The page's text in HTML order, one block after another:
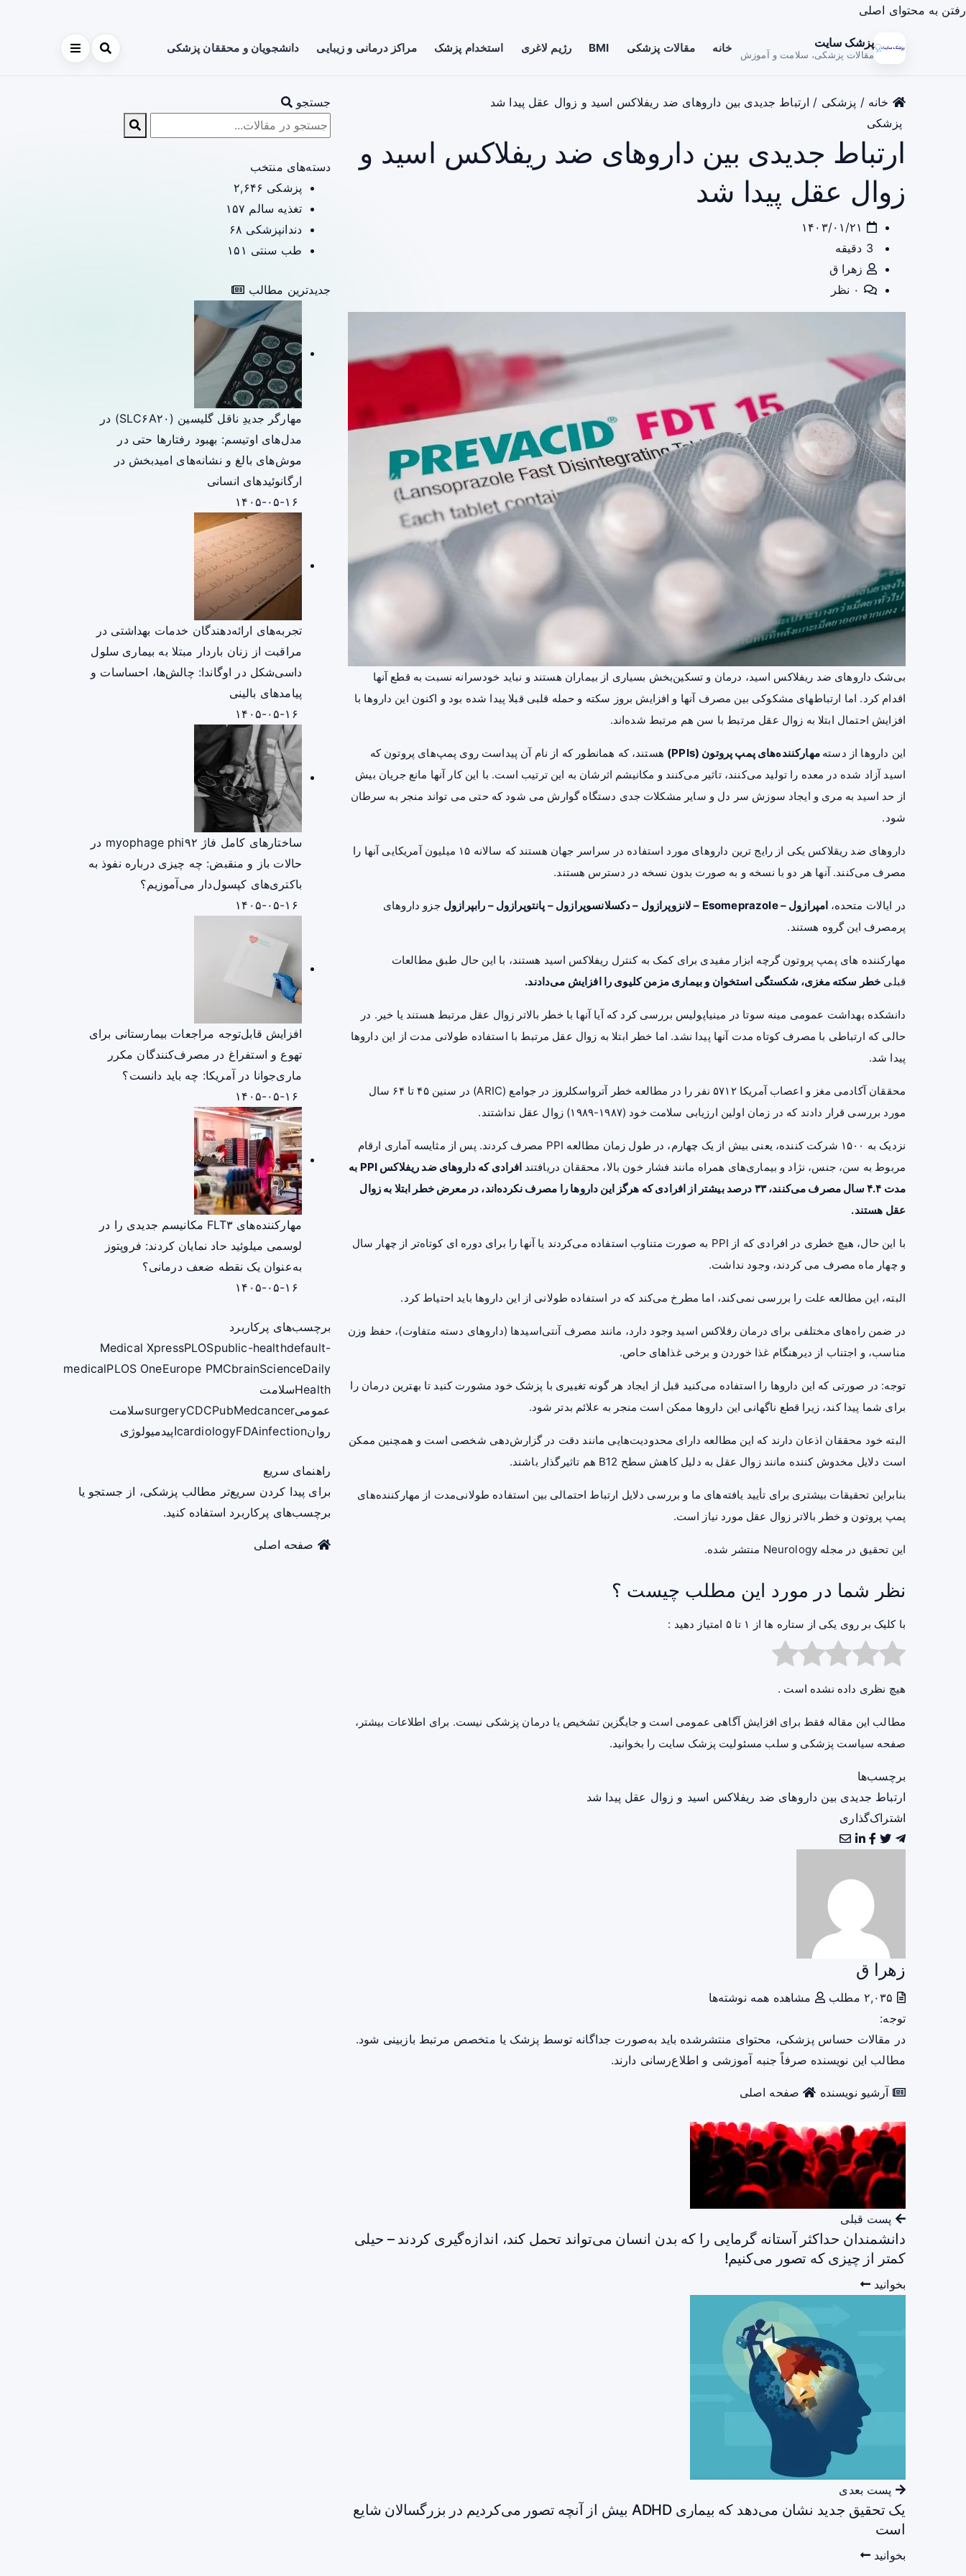
رفتن به محتوای اصلی
پزشک سایت
مقالات پزشکی، سلامت و آموزش خانه مقالات پزشکی BMI رژیم لاغری استخدام پزشک مراکز درمانی و زیبایی دانشجویان و محققان پزشکی
خانه / پزشکی / ارتباط جدیدی بین داروهای ضد ریفلاکس اسید و زوال عقل پیدا شد
پزشکی
ارتباط جدیدی بین داروهای ضد ریفلاکس اسید و
زوال عقل پیدا شد
زهرا ق
بی‌شک داروهای ضد ریفلاکس اسید، درمان و تسکین‌بخش بسیاری از بیماران هستند و نباید خودسرانه نسبت به قطع آنها
اقدام کرد. اما ارتباطهای مشکوکی بین مصرف آنها و افزایش بروز سکته و حمله قلبی قبلا پیدا شده بود و اکنون این داروها با
افزایش احتمال ابتلا به زوال عقل مرتبط با سن هم مرتبط شده‌اند.
این داروها از دسته مهارکننده‌های پمپ پروتون (PPIs)
هستند، که همانطور که از نام آن پیداست روی پمپ‌های پروتون که
اسید آزاد شده در معده را تولید می‌کنند، تاثیر می‌کنند و مکانیشم اثرشان به این ترتیب است. با این کار آنها مانع جریان بیش
از حد اسید به مری و ایجاد سوزش سر دل و سایر مشکلات جدی دستگاه گوارش می شود که حتی می تواند منجر به سرطان
شود.
داروهای ضد ریقلاکس یکی از رایج ترین داروهای مورد استفاده در سراسر جهان هستند که سالانه ۱۵ میلیون آمریکایی آنها را
مصرف می‌کنند. آنها هر دو با نسخه و به صورت بدون نسخه در دسترس هستند.
در ایالات متحده، امپرازول – Esomeprazole – لانزوپرازول – دکسلانسوپرازول – پانتوپرازول – رابپرازول
جزو داروهای
پرمصرف این گروه هستند.
مهارکننده های پمپ پروتون گرچه ابزار مفیدی برای کمک به کنترل ریفلاکس اسید هستند، با این حال طبق مطالعات
قبلی خطر سکته مغزی، شکستگی استخوان و بیماری مزمن کلیوی را افزایش می‌دادند.
دانشکده بهداشت عمومی مینه سوتا در مینیاپولیس بررسی کرد که آیا آنها با خطر بالاتر زوال عقل مرتبط هستند یا خیر. در
حالی که ارتباطی با مصرف کوتاه مدت آنها پیدا نشد. اما خطر ابتلا به زوال عقل مرتبط با استفاده طولانی مدت از این داروها
پیدا شد.
محققان آکادمی مغز و اعصاب آمریکا ۵۷۱۲ نفر را در مطالعه خطر آترواسکلروز در جوامع (ARIC) در سنین ۴۵ تا ۶۴ سال
مورد بررسی قرار دادند که در زمان اولین ارزیابی سلامت خود (۱۹۸۷-۱۹۸۹) زوال عقل نداشتند.
نزدیک به ۱۵۰۰ شرکت کننده، یعنی بیش از یک چهارم، در طول زمان مطالعه PPI مصرف کردند. پس از مثایسه آماری ارقام
مربوط به سن، جنس، نژاد و بیماری‌های همراه مانند فشار خون بالا، محققان دریافتند
افرادی که داروهای ضد ریفلاکس PPI به
مدت ۴.۴ سال مصرف می‌کنند، ۳۳ درصد بیشتر از افرادی که هرگز این داروها را مصرف نکرده‌اند، در معرض خطر ابتلا به زوال
عقل هستند.
با این حال، هیچ خطری در افرادی که از PPI به صورت متناوب استفاده می‌کردند یا آنها را برای دوره ای کوتاه‌تر از چهار سال
و چهار ماه مصرف می کردند، وجود نداشت.
البته، این مطالعه علت را بررسی نمی‌کند، اما مطرخ می‌کند که در استفاده طولانی از این داروها باید احتیاط کرد.
در ضمن راه‌های مختلفی برای درمان رفلاکس اسید وجود دارد، مانند مصرف آنتی‌اسیدها (داروهای دسته متفاوت)، حفظ وزن
مناسب، و اجتناب از دیرهنگام غذا خوردن و برخی غذاهای حاص.
توجه: در صورتی که این داروها را استفاده می‌کنید قبل از ایجاد هر گونه تغییری با پزشک خود مشورت کنید تا بهترین درمان را
برای شما پیدا کند، زیرا قطع ناگهانی این داروها ممکن است منجر به علائم بدتر شود.
البته خود محققان اذعان دارند که این مطالعه دارای محدودیت‌هایی مانند دقت در گزارش‌دهی شخصی است و همچنین ممکن
است دلایل مخدوش کننده مانند زوال عقل به دلیل کاهش سطح B12 هم تاثیرگذار باشند.
بنابراین تحقیقات بیشتری برای تأیید یافته‌های ما و بررسی دلایل ارتباط احتمالی بین استفاده طولانی‌مدت از مهارکننده‌های
پمپ پروتون و خطر بالاتر زوال عقل مورد نیاز است.
این تحقیق در مجله Neurology منتشر شده.
نظر شما در مورد این مطلب چیست ؟
با کلیک بر روی یکی از ستاره ها از ۱ تا ۵ امتیاز دهید :
هیچ نظری داده نشده است .
مطالب این مقاله فقط برای افزایش آگاهی عمومی است و جایگزین تشخیص یا درمان پزشکی نیست. برای اطلاعات بیشتر،
صفحه سیاست پزشکی و سلب مسئولیت پزشک سایت را بخوانید.
برچسب‌ها
ارتباط جدیدی بین داروهای ضد ریفلاکس اسید و زوال عقل پیدا شد
اشتراک‌گذاری
زهرا ق
مشاهده همه نوشته‌ها
توجه:
در مقالات حساس پزشکی، محتوای منتشرشده باید به‌صورت جداگانه توسط پزشک یا متخصص مرتبط بازبینی شود.
مطالب این نویسنده صرفاً جنبه آموزشی و اطلاع‌رسانی دارند.
آرشیو نویسنده صفحه اصلی
پست قبلی
دانشمندان حداکثر آستانه گرمایی را که بدن انسان می‌تواند تحمل کند، اندازه‌گیری کردند – حیلی
کمتر از چیزی که تصور می‌کنیم!
بخوانید
پست بعدی
یک تحقیق جدید نشان می‌دهد که بیماری ADHD بیش از آنچه تصور می‌کردیم در بزرگسالان شایع
است
بخوانید
جستجو
دسته‌های منتخب
پزشکی ۲,۶۴۶
تغذیه سالم ۱۵۷
دندانپزشکی ۶۸
طب سنتی ۱۵۱
جدیدترین مطالب
مهارگر جدیدِ ناقل گلیسین (SLC۶A۲۰) در
مدل‌های اوتیسم: بهبود رفتارها حتی در
موش‌های بالغ و نشانه‌های امیدبخش در
ارگانوئیدهای انسانی
تجربه‌های ارائه‌دهندگان خدمات بهداشتی در
مراقبت از زنان باردار مبتلا به بیماری سلول
داسی‌شکل در اوگاندا: چالش‌ها، احساسات و
پیامدهای بالینی
ساختارهای کامل فاژ myophage phi۹۲ در
حالات باز و منقبض: چه چیزی درباره نفوذ به
باکتری‌های کپسول‌دار می‌آموزیم؟
افزایش قابل‌توجه مراجعات بیمارستانی برای
تهوع و استفراغ در مصرف‌کنندگان مکرر
ماری‌جوانا در آمریکا: چه باید دانست؟
مهارکننده‌های FLT۳ مکانیسم جدیدی را در
لوسمی میلوئید حاد نمایان کردند: فروپتوز
به‌عنوان یک نقطه ضعف درمانی؟
برچسب‌های پرکاربرد
Medical XpressPLOSpublic-healthdefault-
medicalPLOS OneEurope PMCbrainScienceDaily
Healthسلامت
عمومی
surgeryCDCPubMedcancer
سلامت
روان
cardiologyFDAinfection اپیدمیولوژی
راهنمای سریع
برای پیدا کردن سریع‌تر مطالب پزشکی، از جستجو یا
برچسب‌های پرکاربرد استفاده کنید.
صفحه اصلی